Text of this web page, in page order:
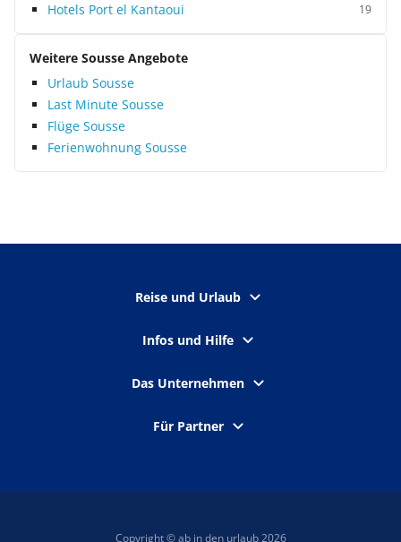
Hotels Port el Kantaoui 19
Weitere Sousse Angebote
Urlaub Sousse
Last Minute Sousse
Flüge Sousse
Ferienwohnung Sousse
Reise und Urlaub
Infos und Hilfe
Das Unternehmen
Für Partner
Copyright © ab in den urlaub 2026